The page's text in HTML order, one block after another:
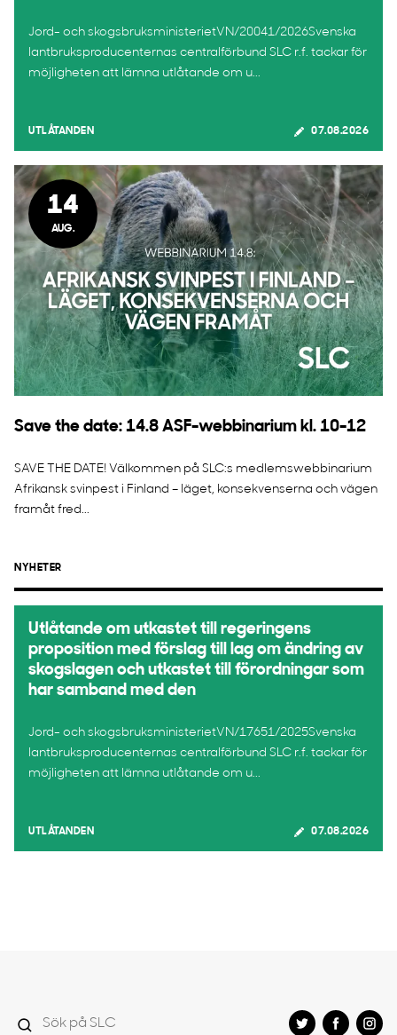
Jord- och skogsbruksministerietVN/20041/2026Svenska
lantbruksproducenternas centralförbund SLC r.f. tackar för
möjligheten att lämna utlåtande om u...
UTLÅTANDEN 07.08.2026
14
AUG.
Save the date: 14.8 ASF-webbinarium kl. 10-12
SAVE THE DATE! Välkommen på SLC:s medlemswebbinarium
Afrikansk svinpest i Finland – läget, konsekvenserna och vägen
framåt fred...
NYHETER
Utlåtande om utkastet till regeringens
proposition med förslag till lag om ändring av
skogslagen och utkastet till förordningar som
har samband med den
Jord- och skogsbruksministerietVN/17651/2025Svenska
lantbruksproducenternas centralförbund SLC r.f. tackar för
möjligheten att lämna utlåtande om u...
UTLÅTANDEN 07.08.2026